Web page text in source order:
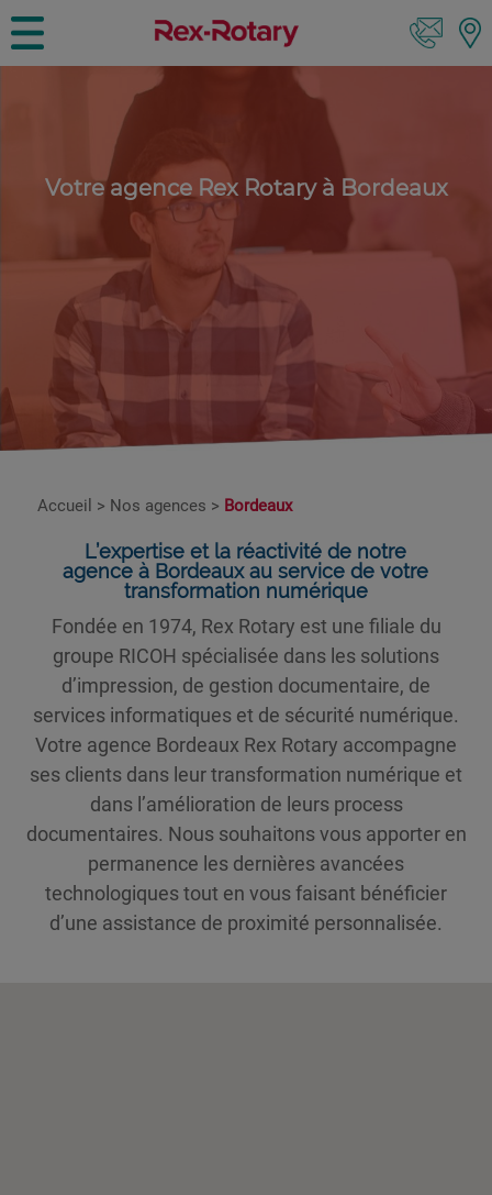
Votre agence Rex Rotary à Bordeaux
Accueil > Nos agences > Bordeaux
L’expertise et la réactivité de notre
agence à Bordeaux au service de votre
transformation numérique
Fondée en 1974, Rex Rotary est une filiale du
groupe RICOH spécialisée dans les solutions
d’impression, de gestion documentaire, de
services informatiques et de sécurité numérique.
Votre agence Bordeaux Rex Rotary accompagne
ses clients dans leur transformation numérique et
dans l’amélioration de leurs process
documentaires. Nous souhaitons vous apporter en
permanence les dernières avancées
technologiques tout en vous faisant bénéficier
d’une assistance de proximité personnalisée.